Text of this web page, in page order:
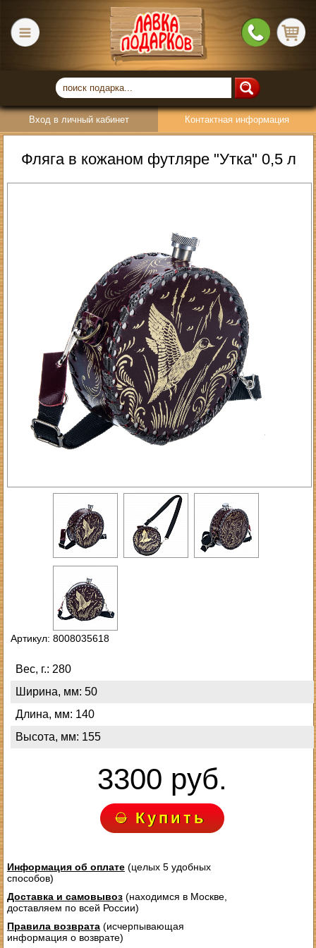
Вход в личный кабинет Контактная информация
Фляга в кожаном футляре "Утка" 0,5 л
Артикул: 8008035618
Вес, г.: 280
Ширина, мм: 50
Длина, мм: 140
Высота, мм: 155
3300 руб.
Купить
Информация об оплате(целых 5 удобных
способов)
Доставка и самовывоз(находимся в Москве,
доставляем по всей России)
Правила возврата(исчерпывающая
информация о возврате)